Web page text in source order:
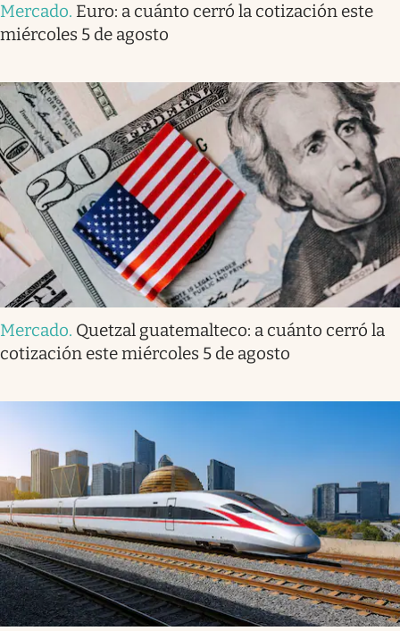
Mercado. Euro: a cuánto cerró la cotización este
miércoles 5 de agosto
Mercado. Quetzal guatemalteco: a cuánto cerró la
cotización este miércoles 5 de agosto